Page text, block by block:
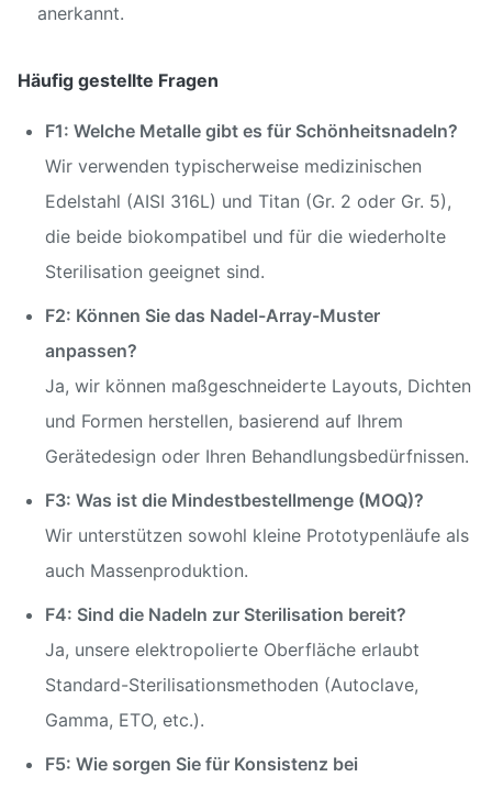
anerkannt.
Häufig gestellte Fragen
F1: Welche Metalle gibt es für Schönheitsnadeln?
Wir verwenden typischerweise medizinischen
Edelstahl (AISI 316L) und Titan (Gr. 2 oder Gr. 5),
die beide biokompatibel und für die wiederholte
Sterilisation geeignet sind.
F2: Können Sie das Nadel-Array-Muster
anpassen?
Ja, wir können maßgeschneiderte Layouts, Dichten
und Formen herstellen, basierend auf Ihrem
Gerätedesign oder Ihren Behandlungsbedürfnissen.
F3: Was ist die Mindestbestellmenge (MOQ)?
Wir unterstützen sowohl kleine Prototypenläufe als
auch Massenproduktion.
F4: Sind die Nadeln zur Sterilisation bereit?
Ja, unsere elektropolierte Oberfläche erlaubt
Standard-Sterilisationsmethoden (Autoclave,
Gamma, ETO, etc.).
F5: Wie sorgen Sie für Konsistenz bei